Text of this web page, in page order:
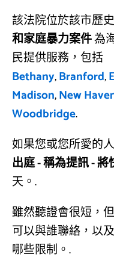
該法院位於該市歷
和家庭暴力案件為
民提供服務，包括
Bethany,Branford,
Madison,New
Woodbridge.
如果您或您所愛的
出庭 - 稱為提訊 -
天。.
雖然聽證會很短，
可以與誰聯絡，以
哪些限制。.